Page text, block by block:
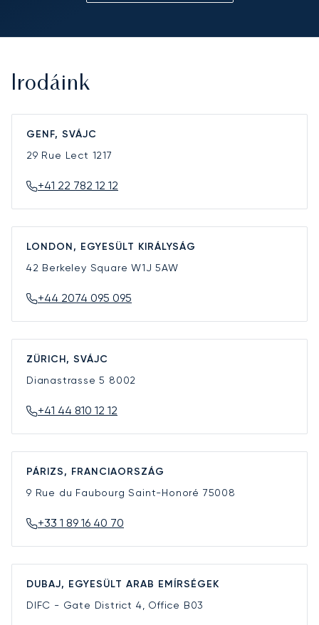
Irodáink
GENF, SVÁJC
29 Rue Lect 1217
+41 22 782 12 12
LONDON, EGYESÜLT KIRÁLYSÁG
42 Berkeley SquareW1J 5AW
+44 2074 095 095
ZÜRICH, SVÁJC
Dianastrasse 5 8002
+41 44 810 12 12
PÁRIZS, FRANCIAORSZÁG
9 Rue du Faubourg Saint-Honoré 75008
+33 1 89 16 40 70
DUBAJ, EGYESÜLT ARAB EMÍRSÉGEK
DIFC - Gate District 4, Office B03